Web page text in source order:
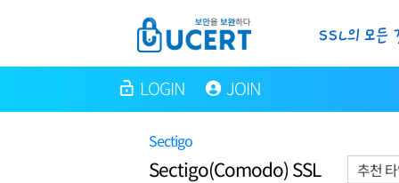
LOGIN JOIN
Sectigo
Sectigo(Comodo) SSL 추천